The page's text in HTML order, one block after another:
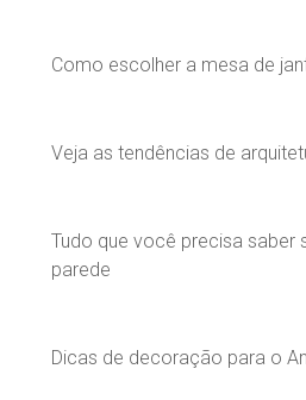
Como escolher a mesa de
Veja as tendências de
Tudo que você precisa saber
parede
Dicas de decoração para o